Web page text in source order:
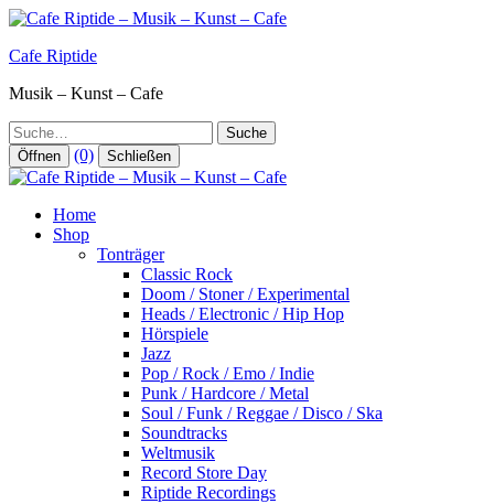
Zum
springen
Cafe Riptide
Musik – Kunst – Cafe
Suche
Öffnen (0) Schließen
Home
Shop
Tonträger
Classic Rock
Doom / Stoner / Experimental
Heads / Electronic / Hip Hop
Hörspiele
Jazz
Pop / Rock / Emo / Indie
Punk / Hardcore / Metal
Soul / Funk / Reggae / Disco / Ska
Soundtracks
Weltmusik
Record Store Day
Riptide Recordings